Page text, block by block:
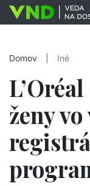
Domov Iné
ženy